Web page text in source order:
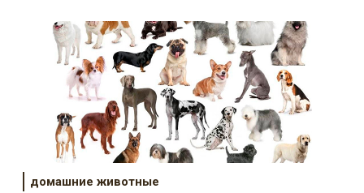
домашние животные